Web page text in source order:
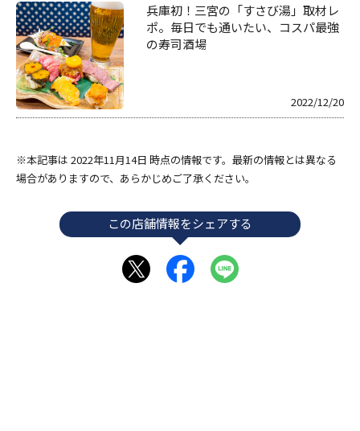
兵庫初！三宮の「すさび湯」取材レ
ポ。毎日でも通いたい、コスパ最強
の寿司酒場
2022/12/20
※本記事は 2022年11月14日 時点の情報です。最新の情報とは異なる
場合がありますので、あらかじめご了承ください。
この店舗情報をシェアする